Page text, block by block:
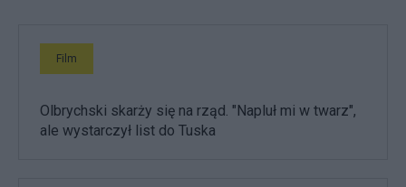
Film
Olbrychski skarży się na rząd. "Napluł mi w twarz",
ale wystarczył list do Tuska